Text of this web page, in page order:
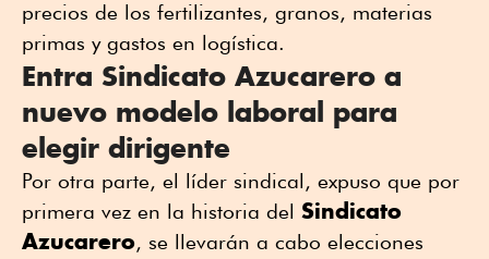
precios de los fertilizantes, granos, materias
primas y gastos en logística.
Entra Sindicato Azucarero a
nuevo modelo laboral para
elegir dirigente
Por otra parte, el líder sindical, expuso que por
primera vez en la historia del Sindicato
Azucarero, se llevarán a cabo elecciones